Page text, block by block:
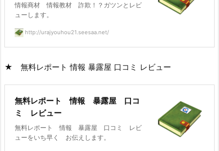
情報商材 情報教材 詐欺！？ガツンとレビ
ューします。
http://urajyouhou21.seesaa.net/
★ 無料レポート 情報 暴露屋 口コミ レビュー
無料レポート 情報 暴露屋 口コ
ミ レビュー
無料レポート 情報 暴露屋 口コミ レビ
ューをいち早く お伝えします。